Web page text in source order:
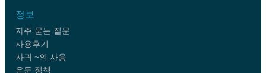
정보
자주 묻는 질문
사용후기
자귀 ~의 사용
은둔 정책